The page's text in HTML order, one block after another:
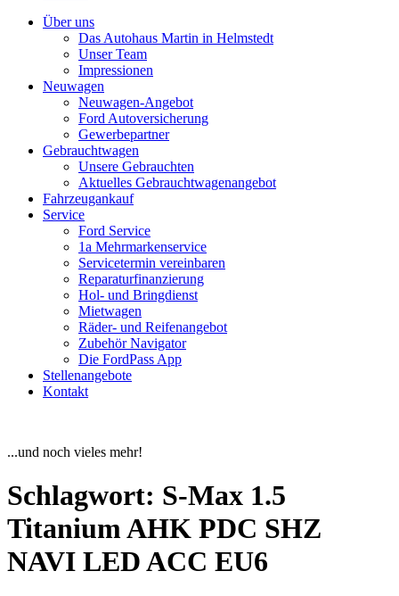
Über uns
Das Autohaus Martin in Helmstedt
Unser Team
Impressionen
Neuwagen
Neuwagen-Angebot
Ford Autoversicherung
Gewerbepartner
Gebrauchtwagen
Unsere Gebrauchten
Aktuelles Gebrauchtwagenangebot
Fahrzeugankauf
Service
Ford Service
1a Mehrmarkenservice
Servicetermin vereinbaren
Reparaturfinanzierung
Hol- und Bringdienst
Mietwagen
Räder- und Reifenangebot
Zubehör Navigator
Die FordPass App
Stellenangebote
Kontakt
...und noch vieles mehr!
Schlagwort: S-Max 1.5
Titanium AHK PDC SHZ
NAVI LED ACC EU6